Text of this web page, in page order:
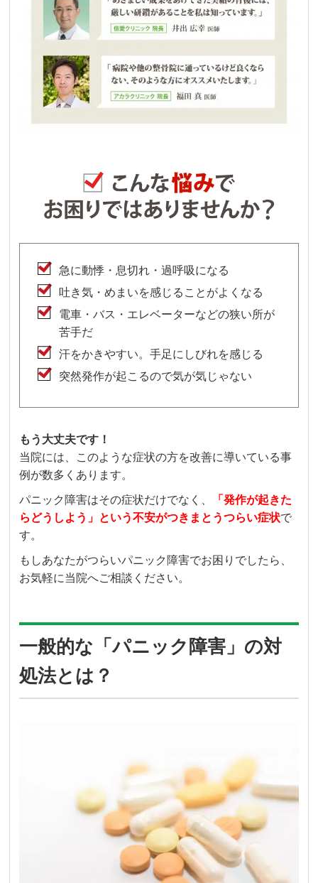
急に動悸・息切れ・過呼吸になる
吐き気・めまいを感じることがよくなる
電車・バス・エレベーターなどの狭い所が
苦手だ
汗をかきやすい。手足にしびれを感じる
突然発作が起こるので気が気じゃない
もう大丈夫です！
当院には、このような症状の方を改善に導いている事
例が数多くあります。
パニック障害はその症状だけでなく、
「発作が起きた
らどうしよう」という不安がつきまとうつらい症状で
す。
もしあなたがつらいパニック障害でお困りでしたら、
お気軽に当院へご相談ください。
一般的な「パニック障害」の対
処法とは？